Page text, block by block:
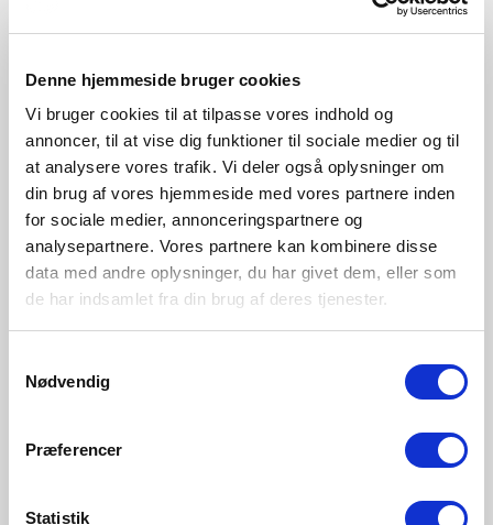
Denne hjemmeside bruger cookies
Vi bruger cookies til at tilpasse vores indhold og
annoncer, til at vise dig funktioner til sociale medier og til
at analysere vores trafik. Vi deler også oplysninger om
din brug af vores hjemmeside med vores partnere inden
for sociale medier, annonceringspartnere og
analysepartnere. Vores partnere kan kombinere disse
data med andre oplysninger, du har givet dem, eller som
de har indsamlet fra din brug af deres tjenester.
Nødvendig
Præferencer
Statistik